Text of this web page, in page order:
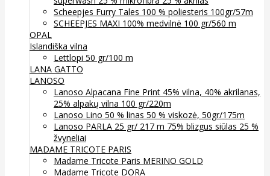
Scheepjes Furry Tales 100 % poliesteris 100gr/57m
SCHEEPJES MAXI 100% medvilnė 100 gr/560 m
OPAL
Islandiška vilna
Lettlopi 50 gr/100 m
LANA GATTO
LANOSO
Lanoso Alpacana Fine Print 45% vilna, 40% akrilanas,
25% alpakų vilna 100 gr/220m
Lanoso Lino 50 % linas 50 % viskozė, 50gr/175m
Lanoso PARLA 25 gr/ 217 m 75% blizgus siūlas 25 %
žvyneliai
MADAME TRICOTE PARIS
Madame Tricote Paris MERINO GOLD
Madame Tricote DORA